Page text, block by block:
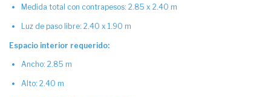
Medida total con contrapesos: 2.85 x 2.40 m
Luz de paso libre: 2.40 x 1.90 m
Espacio interior requerido:
Ancho: 2.85 m
Alto: 2.40 m